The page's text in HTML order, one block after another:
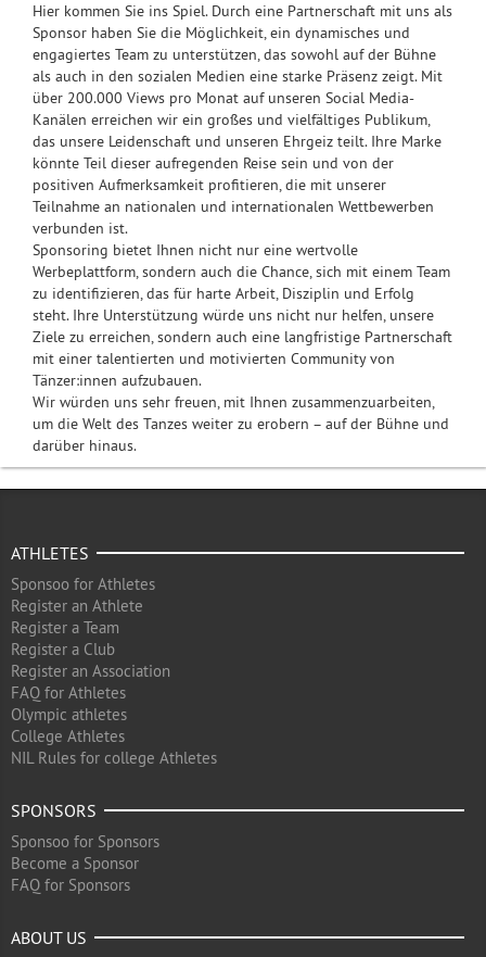
Hier kommen Sie ins Spiel. Durch eine Partnerschaft mit uns als
Sponsor haben Sie die Möglichkeit, ein dynamisches und
engagiertes Team zu unterstützen, das sowohl auf der Bühne
als auch in den sozialen Medien eine starke Präsenz zeigt. Mit
über 200.000 Views pro Monat auf unseren Social Media-
Kanälen erreichen wir ein großes und vielfältiges Publikum,
das unsere Leidenschaft und unseren Ehrgeiz teilt. Ihre Marke
könnte Teil dieser aufregenden Reise sein und von der
positiven Aufmerksamkeit profitieren, die mit unserer
Teilnahme an nationalen und internationalen Wettbewerben
verbunden ist.
Sponsoring bietet Ihnen nicht nur eine wertvolle
Werbeplattform, sondern auch die Chance, sich mit einem Team
zu identifizieren, das für harte Arbeit, Disziplin und Erfolg
steht. Ihre Unterstützung würde uns nicht nur helfen, unsere
Ziele zu erreichen, sondern auch eine langfristige Partnerschaft
mit einer talentierten und motivierten Community von
Tänzer:innen aufzubauen.
Wir würden uns sehr freuen, mit Ihnen zusammenzuarbeiten,
um die Welt des Tanzes weiter zu erobern – auf der Bühne und
darüber hinaus.
ATHLETES
Sponsoo for Athletes
Register an Athlete
Register a Team
Register a Club
Register an Association
FAQ for Athletes
Olympic athletes
College Athletes
NIL Rules for college Athletes
SPONSORS
Sponsoo for Sponsors
Become a Sponsor
FAQ for Sponsors
ABOUT US